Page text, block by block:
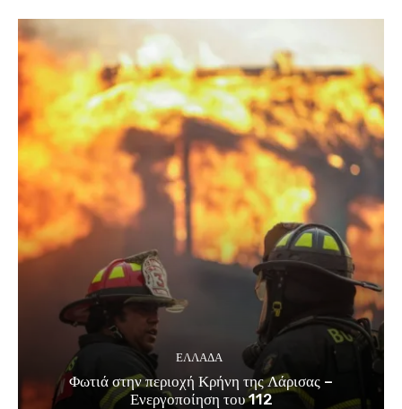
ΕΛΛΑΔΑ
Φωτιά στην περιοχή Κρήνη της Λάρισας –
Ενεργοποίηση του 112